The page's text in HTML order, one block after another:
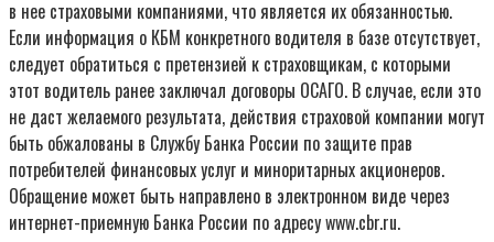
в нее страховыми компаниями, что является их обязанностью.
Если информация о КБМ конкретного водителя в базе отсутствует,
следует обратиться с претензией к страховщикам, с которыми
этот водитель ранее заключал договоры ОСАГО. В случае, если это
не даст желаемого результата, действия страховой компании могут
быть обжалованы в Службу Банка России по защите прав
потребителей финансовых услуг и миноритарных акционеров.
Обращение может быть направлено в электронном виде через
интернет-приемную Банка России по адресу www.cbr.ru.